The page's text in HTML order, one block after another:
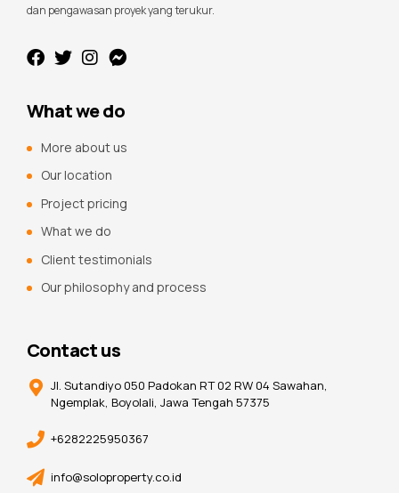
dan pengawasan proyek yang terukur.
What we do
More about us
Our location
Project pricing
What we do
Client testimonials
Our philosophy and process
Contact us
Jl. Sutandiyo 050 Padokan RT 02 RW 04 Sawahan,
Ngemplak, Boyolali, Jawa Tengah 57375
+6282225950367
info@soloproperty.co.id